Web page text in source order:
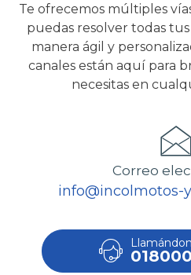
Te ofrecemos múltiples
puedas resolver todas
manera ágil y
canales están aquí para
necesitas en
Correo
info@incolmotos-